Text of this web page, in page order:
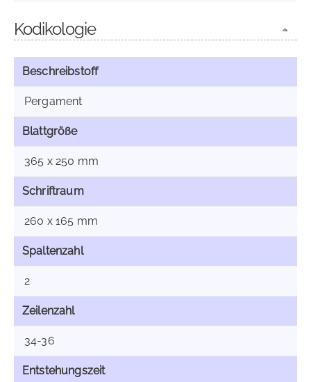
Kodikologie
Beschreibstoff
Pergament
Blattgröße
365 x 250 mm
Schriftraum
260 x 165 mm
Spaltenzahl
2
Zeilenzahl
34-36
Entstehungszeit